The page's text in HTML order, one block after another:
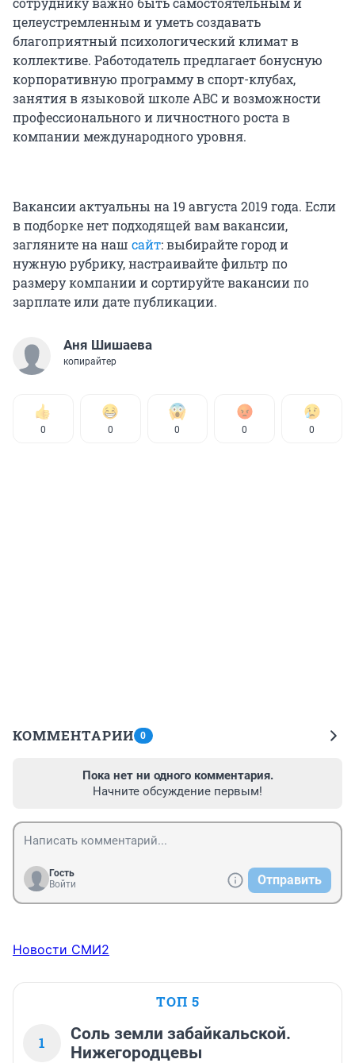
целеустремленным и уметь создавать
благоприятный психологический климат в
коллективе. Работодатель предлагает бонусную
корпоративную программу в спорт-клубах,
занятия в языковой школе ABC и возможности
профессионального и личностного роста в
компании международного уровня.
Вакансии актуальны на 19 августа 2019 года. Если
в подборке нет подходящей вам вакансии,
загляните на наш сайт: выбирайте город и
нужную рубрику, настраивайте фильтр по
размеру компании и сортируйте вакансии по
зарплате или дате публикации.
Аня Шишаева
копирайтер
0 0 0 0 0
КОММЕНТАРИИ 0
Пока нет ни одного комментария.
Начните обсуждение первым!
Гость
Войти
Отправить
Новости СМИ2
ТОП 5
1
Соль земли забайкальской.
Нижегородцевы